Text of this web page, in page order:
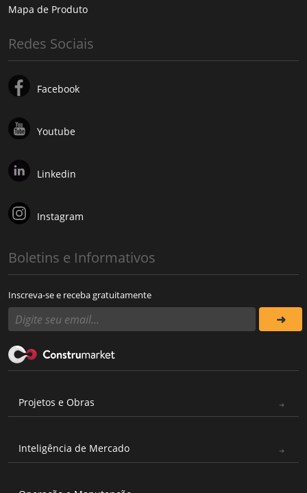
Mapa de Produto
Redes Sociais
Facebook
Youtube
Linkedin
Instagram
Boletins e Informativos
Inscreva-se e receba gratuitamente
Projetos e Obras
Inteligência de Mercado